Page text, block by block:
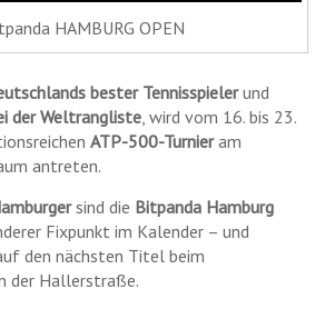
HAMBURG OPEN
bester Tennisspielerund
der Weltrangliste, wird vom 16. bis 23.
ATP-500-Turnieram
antreten.
sind die Bitpanda Hamburg
Fixpunkt im Kalender – und
den nächsten Titel beim
der Hallerstraße.